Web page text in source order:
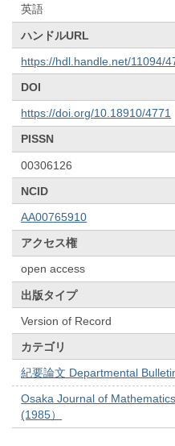
英語
ハンドルURL
https://hdl.handle.net/11094/
DOI
https://doi.org/10.18910/4771
PISSN
00306126
NCID
AA00765910
アクセス権
open access
出版タイプ
Version of Record
カテゴリ
紀要論文 Departmental
Osaka Journal of
(1985）